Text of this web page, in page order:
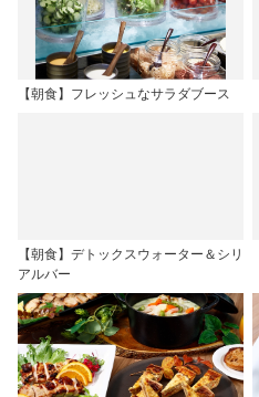
【朝食】フレッシュなサラダブース
【朝食】デトックスウォーター＆シリ
アルバー